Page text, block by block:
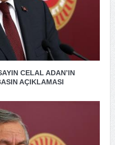
CELAL ADAN’IN
AÇIKLAMASI